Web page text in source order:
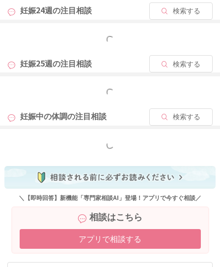
す。また、皮膚が乾燥すると悪化するので、こまめに保湿クリ
ームで手入れをして下さい。入浴はさけシャワーをまめに浴び
を少なくして下さい。病院で行う治療としては、産院または皮
ン剤）やステロイドの入った塗り薬を処方し、経過を診ます。
痒みや湿疹、塗り薬は胎赤ちゃんに影響はありませんのでご心
みもおさまり湿疹も消えて治ることが多いですよ。もしお辛い
症状が続くようであれば、健診の際にご相談なさってみてくだ
さいね。
妊娠24週の注目相談 検索する
もっと見る
妊娠25週の注目相談 検索する
もっと見る
妊娠中の体調の注目相談 検索する
もっと見る
＼【即時回答】新機能「専門家相談AI」登場！アプリで今すぐ相談／
相談はこちら
アプリで相談する